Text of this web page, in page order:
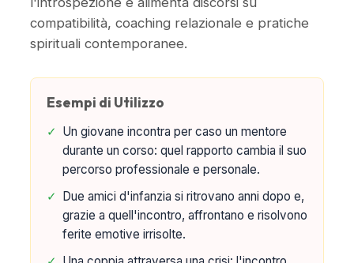
compatibilità, coaching relazionale e pratiche
spirituali contemporanee.
Esempi di Utilizzo
✓ Un giovane incontra per caso un mentore
durante un corso: quel rapporto cambia il suo
percorso professionale e personale.
✓ Due amici d'infanzia si ritrovano anni dopo e,
grazie a quell'incontro, affrontano e risolvono
ferite emotive irrisolte.